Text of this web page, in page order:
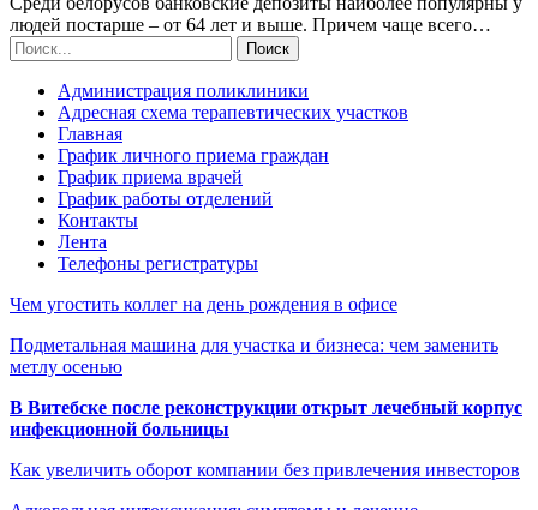
людей постарше – от 64 лет и выше. Причем чаще всего…
Администрация поликлиники
Адресная схема терапевтических участков
Главная
График личного приема граждан
График приема врачей
График работы отделений
Контакты
Лента
Телефоны регистратуры
Чем угостить коллег на день рождения в офисе
Подметальная машина для участка и бизнеса: чем заменить
метлу осенью
В Витебске после реконструкции открыт лечебный корпус
инфекционной больницы
Как увеличить оборот компании без привлечения инвесторов